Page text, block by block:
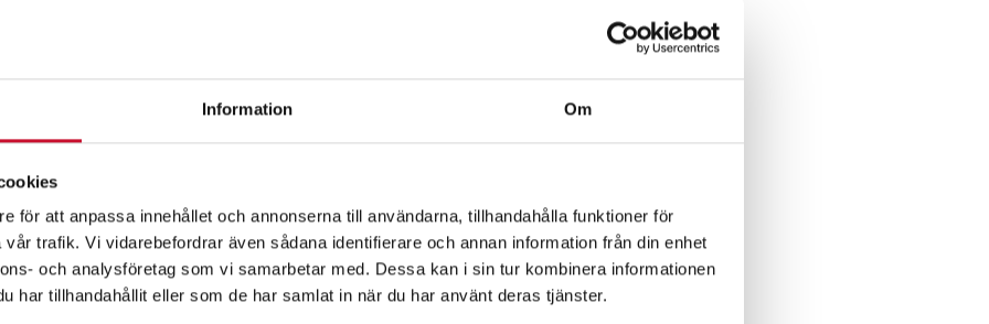
Information Om
för att anpassa innehållet och annonserna till användarna, tillhandahålla funktioner för
trafik. Vi vidarebefordrar även sådana identifierare och annan information från din enhet
och analysföretag som vi samarbetar med. Dessa kan i sin tur kombinera informationen
har tillhandahållit eller som de har samlat in när du har använt deras tjänster.
produkter